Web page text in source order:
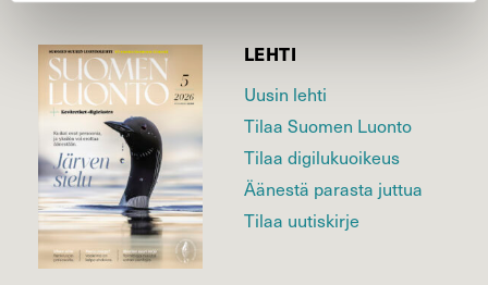
LEHTI
Uusin lehti
Tilaa Suomen Luonto
Tilaa digilukuoikeus
Äänestä parasta juttua
Tilaa uutiskirje